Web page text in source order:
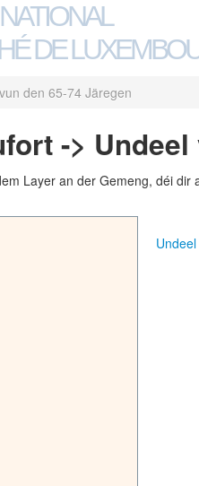
DE
den 65-74 Järegen
->
Layer an der Gemeng, déi